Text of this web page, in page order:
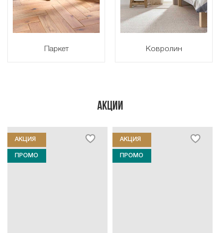
Паркет Ковролин
АКЦИИ
АКЦИЯ
ПРОМО
АКЦИЯ
ПРОМО